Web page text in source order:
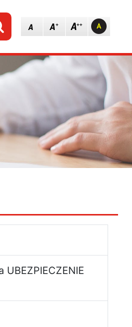
strony głównej
do mapy strony